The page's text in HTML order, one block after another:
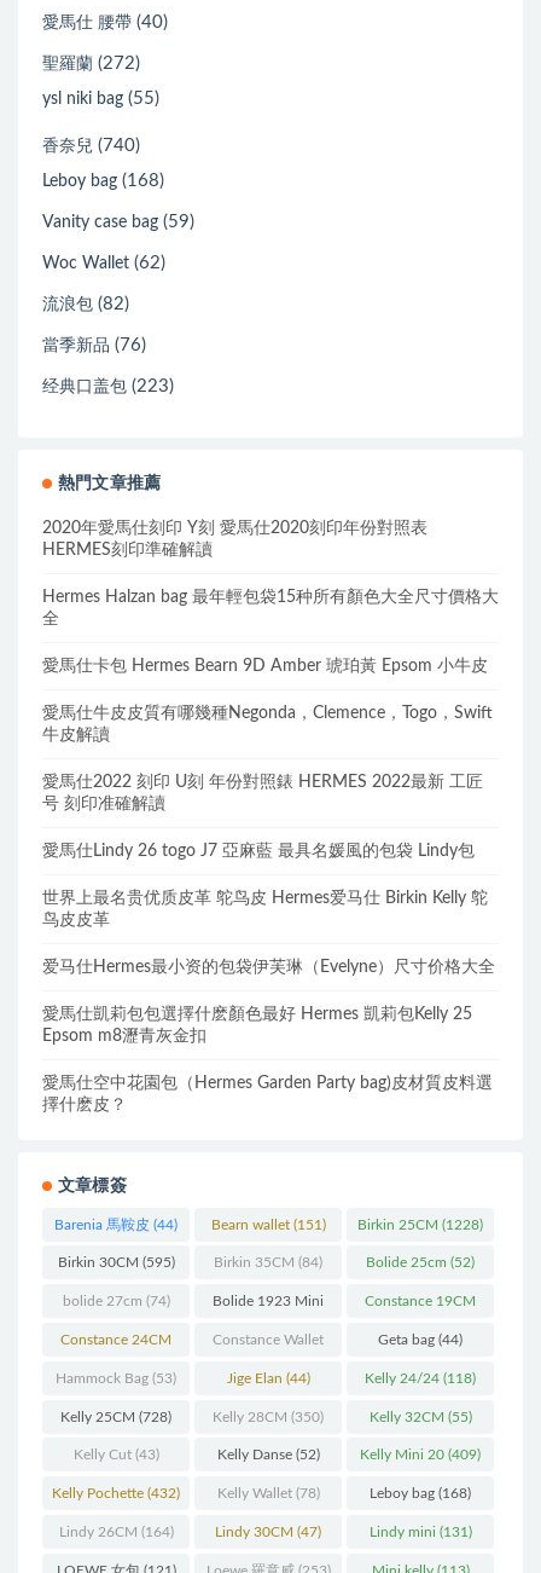
愛馬仕 腰帶 (40)
聖羅蘭 (272)
ysl niki bag (55)
香奈兒 (740)
Leboy bag (168)
Vanity case bag (59)
Woc Wallet (62)
流浪包 (82)
當季新品 (76)
经典口盖包 (223)
熱門文章推薦
2020年愛馬仕刻印 Y刻 愛馬仕2020刻印年份對照表
HERMES刻印準確解讀
Hermes Halzan bag 最年輕包袋15种所有顏色大全尺寸價格大
全
愛馬仕卡包 Hermes Bearn 9D Amber 琥珀黃 Epsom 小牛皮
愛馬仕牛皮皮質有哪幾種Negonda，Clemence，Togo，Swift
牛皮解讀
愛馬仕2022 刻印 U刻 年份對照錶 HERMES 2022最新 工匠
号 刻印准確解讀
愛馬仕Lindy 26 togo J7 亞麻藍 最具名媛風的包袋 Lindy包
世界上最名贵优质皮革 鸵鸟皮 Hermes爱马仕 Birkin Kelly 鸵
鸟皮皮革
爱马仕Hermes最小资的包袋伊芙琳（Evelyne）尺寸价格大全
愛馬仕凱莉包包選擇什麽顏色最好 Hermes 凱莉包Kelly 25
Epsom m8瀝青灰金扣
愛馬仕空中花園包（Hermes Garden Party bag)皮材質皮料選
擇什麽皮？
文章標簽
Barenia 馬鞍皮 (44) Bearn wallet(151) Birkin 25CM (1228)
Birkin 30CM (595) Birkin 35CM (84) Bolide 25cm (52)
bolide 27cm (74) Bolide 1923 Mini
(93)
Constance 19CM
(571)
Constance 24CM
(216)
Constance Wallet
(60)
Geta bag (44)
Hammock Bag (53) Jige Elan (44) Kelly 24/24 (118)
Kelly 25CM (728) Kelly 28CM (350) Kelly 32CM (55)
Kelly Cut(43) Kelly Danse(52) Kelly Mini 20 (409)
Kelly Pochette (432) Kelly Wallet(78) Leboy bag (168)
Lindy 26CM (164) Lindy 30CM (47) Lindy mini (131)